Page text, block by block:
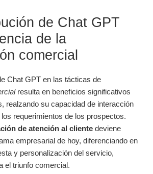
de Chat GPT
de la
comercial
Chat GPT en las tácticas de
resulta en beneficios significativos
realzando su capacidad de interacción
requerimientos de los prospectos.
de atención al cliente deviene
empresarial de hoy, diferenciando en
y personalización del servicio,
el triunfo comercial.